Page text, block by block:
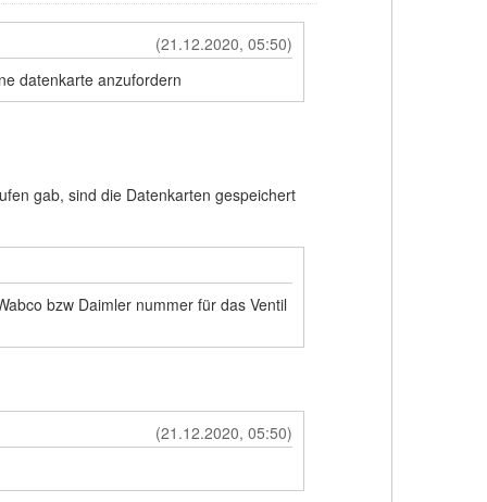
(21.12.2020, 05:50)
datenkarte anzufordern
gab, sind die Datenkarten gespeichert
bzw Daimler nummer für das Ventil
(21.12.2020, 05:50)